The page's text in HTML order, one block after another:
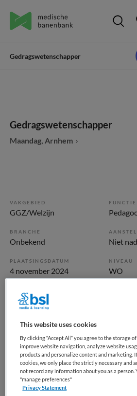
Gedragswetenschapper
Gedragswetenschapper
Maandag, Arnhem
VAKGEBIED
GGZ/Welzijn
FUNCTIE
BRANCHE
Onbekend Niet
PLAATSINGSDATUM
4 november 2024
NIVEAU
WO
Starter
Vacature niet
Deze vacature
meer actueel. Hieronder staan
vacatures die voor u wellicht
This website uses cookies
By clicking “Accept All” you agree to the storage
improve website navigation, analyze website
products and personalize content and marketing.
cookies, we only place the strictly necessary and
not record any information about you as a person.
"manage preferences"
Privacy Statement